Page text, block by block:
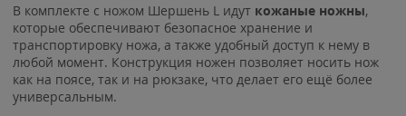
В комплекте с ножом Шершень L идут кожаные ножны,
которые обеспечивают безопасное хранение и
транспортировку ножа, а также удобный доступ к нему в
любой момент. Конструкция ножен позволяет носить нож
как на поясе, так и на рюкзаке, что делает его ещё более
универсальным.